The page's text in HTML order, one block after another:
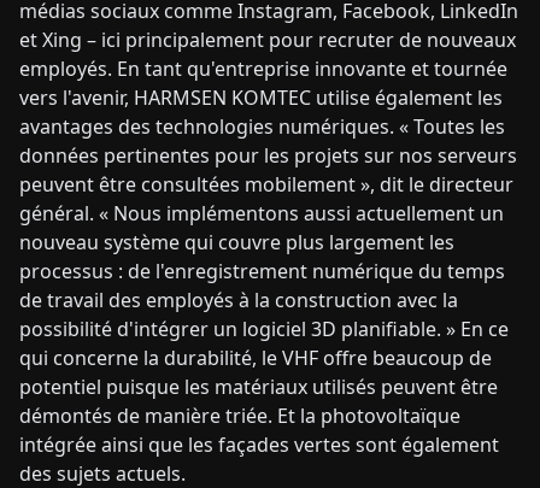
médias sociaux comme Instagram, Facebook, LinkedIn
et Xing – ici principalement pour recruter de nouveaux
employés. En tant qu'entreprise innovante et tournée
vers l'avenir, HARMSEN KOMTEC utilise également les
avantages des technologies numériques. « Toutes les
données pertinentes pour les projets sur nos serveurs
peuvent être consultées mobilement », dit le directeur
général. « Nous implémentons aussi actuellement un
nouveau système qui couvre plus largement les
processus : de l'enregistrement numérique du temps
de travail des employés à la construction avec la
possibilité d'intégrer un logiciel 3D planifiable. » En ce
qui concerne la durabilité, le VHF offre beaucoup de
potentiel puisque les matériaux utilisés peuvent être
démontés de manière triée. Et la photovoltaïque
intégrée ainsi que les façades vertes sont également
des sujets actuels.